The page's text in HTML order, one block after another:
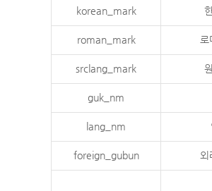
korean_mark
roman_mark 로
srclang_mark
guk_nm
lang_nm
foreign_gubun 외